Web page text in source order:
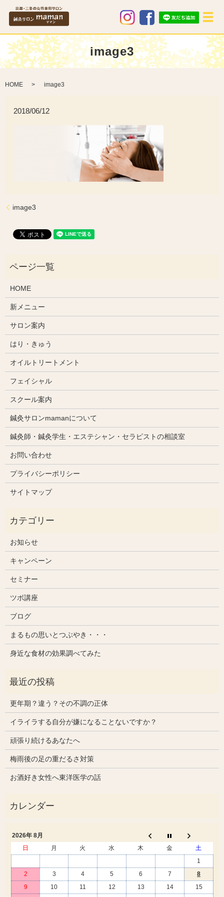
メ
image3
HOME image3
2018/06/12
image3
HOME
新メニュー
サロン案内
はり・きゅう
オイルトリートメント
フェイシャル
スクール案内
鍼灸サロンmamanについて
鍼灸師・鍼灸学生・エステシャン・セラピストの相談室
お問い合わせ
プライバシーポリシー
サイトマップ
お知らせ
キャンペーン
セミナー
ツボ講座
ブログ
まるもの思いとつぶやき・・・
身近な食材の効果調べてみた
更年期？違う？その不調の正体
イライラする自分が嫌になることないですか？
頑張り続けるあなたへ
梅雨後の足の重だるさ対策
お酒好き女性へ東洋医学の話
2026年 8月
日
月 火 水 木 金
土
1
2
3 4 5 6 7
8
9
10 11 12 13 14
15